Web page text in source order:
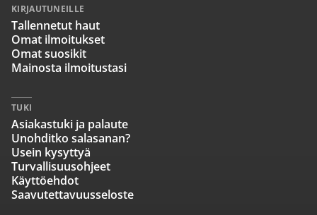
KIRJAUTUNEILLE
Tallennetut haut
Omat ilmoitukset
Omat suosikit
Mainosta ilmoitustasi
TUKI
Asiakastuki ja palaute
Unohditko salasanan?
Usein kysyttyä
Turvallisuusohjeet
Käyttöehdot
Saavutettavuusseloste